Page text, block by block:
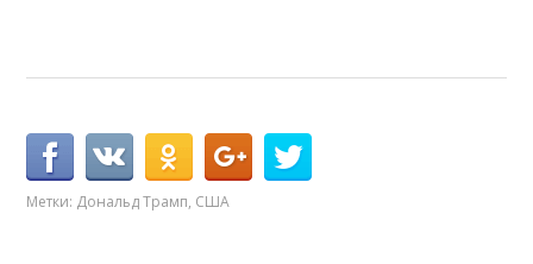
Метки: Дональд Трамп, США